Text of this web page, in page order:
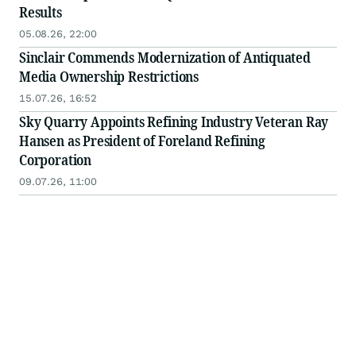
Results
05.08.26, 22:00
Sinclair Commends Modernization of Antiquated
Media Ownership Restrictions
15.07.26, 16:52
Sky Quarry Appoints Refining Industry Veteran Ray
Hansen as President of Foreland Refining
Corporation
09.07.26, 11:00